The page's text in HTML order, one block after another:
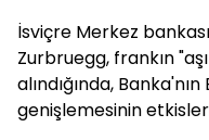
İsviçre Merkez
Zurbruegg, frankın
alındığında,
genişlemesinin